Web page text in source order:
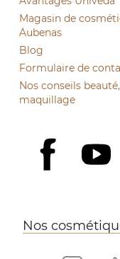
Magasin de
Aubenas
Blog
Formulaire de
Nos conseils
maquillage
Facebook
Nos